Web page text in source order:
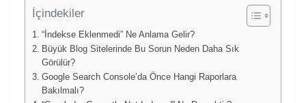
İçindekiler
“İndekse Eklenmedi” Ne Anlama Gelir?
Büyük Blog Sitelerinde Bu Sorun Neden Daha Sık
Görülür?
Google Search Console’da Önce Hangi Raporlara
Bakılmalı?